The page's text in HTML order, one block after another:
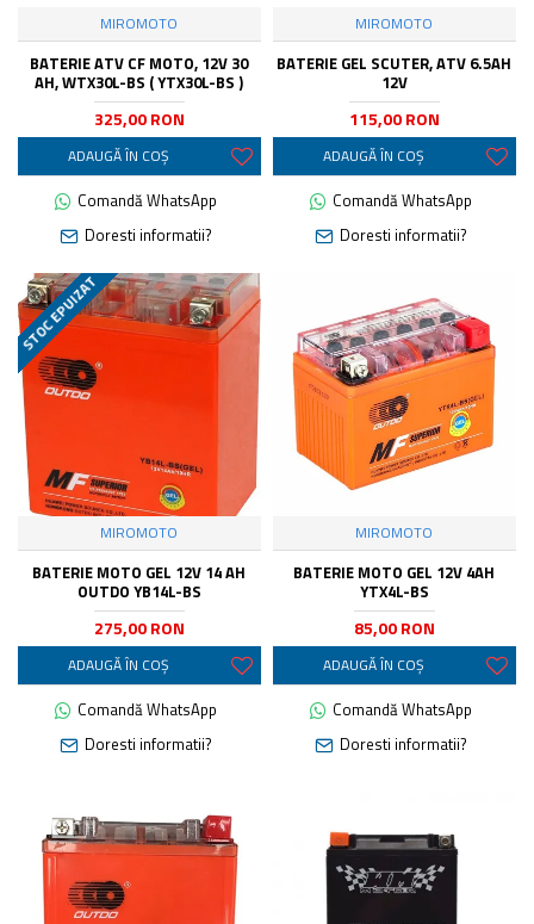
MIROMOTO
BATERIE ATV CF MOTO, 12V 30
AH, WTX30L-BS ( YTX30L-BS )
325,00 RON
ADAUGĂ ÎN COŞ
Comandă WhatsApp
Doresti informatii?
MIROMOTO
BATERIE GEL SCUTER, ATV 6.5AH
12V
115,00 RON
ADAUGĂ ÎN COŞ
Comandă WhatsApp
Doresti informatii?
STOC EPUIZAT
MIROMOTO
BATERIE MOTO GEL 12V 14 AH
OUTDO YB14L-BS
275,00 RON
ADAUGĂ ÎN COŞ
Comandă WhatsApp
Doresti informatii?
MIROMOTO
BATERIE MOTO GEL 12V 4AH
YTX4L-BS
85,00 RON
ADAUGĂ ÎN COŞ
Comandă WhatsApp
Doresti informatii?